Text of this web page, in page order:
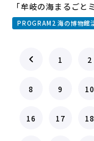
「牟岐の海まるご
PROGRAM2 海の博物館
1 2
8 9 10
16 17 18